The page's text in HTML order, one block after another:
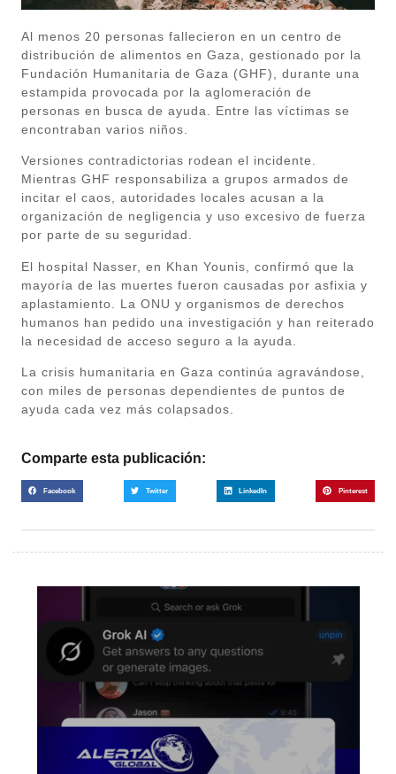
Al menos 20 personas fallecieron en un centro de
distribución de alimentos en Gaza, gestionado por la
Fundación Humanitaria de Gaza (GHF), durante una
estampida provocada por la aglomeración de
personas en busca de ayuda. Entre las víctimas se
encontraban varios niños.
Versiones contradictorias rodean el incidente.
Mientras GHF responsabiliza a grupos armados de
incitar el caos, autoridades locales acusan a la
organización de negligencia y uso excesivo de fuerza
por parte de su seguridad.
El hospital Nasser, en Khan Younis, confirmó que la
mayoría de las muertes fueron causadas por asfixia y
aplastamiento. La ONU y organismos de derechos
humanos han pedido una investigación y han reiterado
la necesidad de acceso seguro a la ayuda.
La crisis humanitaria en Gaza continúa agravándose,
con miles de personas dependientes de puntos de
ayuda cada vez más colapsados.
Comparte esta publicación:
Facebook Twitter LinkedIn Pinterest